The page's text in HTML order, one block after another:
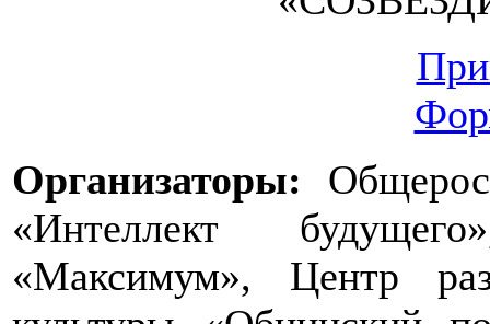
Организаторы:
«Интеллект
«Максимум», Центр